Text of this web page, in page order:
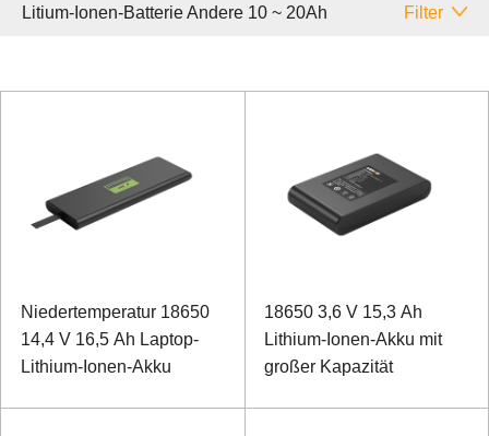
Litium-Ionen-Batterie Andere 10 ~ 20Ah Filter
Niedertemperatur 18650
14,4 V 16,5 Ah Laptop-
Lithium-Ionen-Akku
18650 3,6 V 15,3 Ah
Lithium-Ionen-Akku mit
großer Kapazität